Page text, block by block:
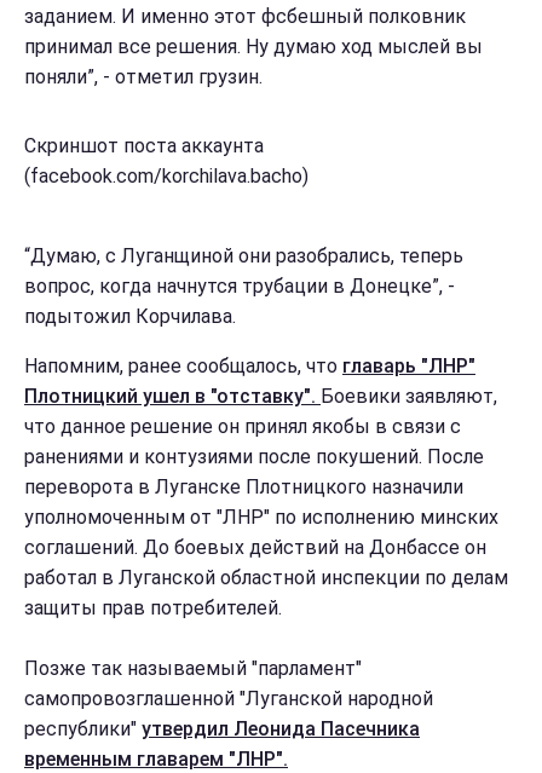
заданием. И именно этот фсбешный полковник
принимал все решения. Ну думаю ход мыслей вы
поняли”, - отметил грузин.
Скриншот поста аккаунта
(facebook.com/korchilava.bacho)
“Думаю, с Луганщиной они разобрались, теперь
вопрос, когда начнутся трубации в Донецке”, -
подытожил Корчилава.
Напомним, ранее сообщалось, что главарь "ЛНР"
Плотницкий ушел в "отставку". Боевики заявляют,
что данное решение он принял якобы в связи с
ранениями и контузиями после покушений. После
переворота в Луганске Плотницкого назначили
уполномоченным от "ЛНР" по исполнению минских
соглашений. До боевых действий на Донбассе он
работал в Луганской областной инспекции по делам
защиты прав потребителей.
Позже так называемый "парламент"
самопровозглашенной "Луганской народной
республики" утвердил Леонида Пасечника
временным главарем "ЛНР".